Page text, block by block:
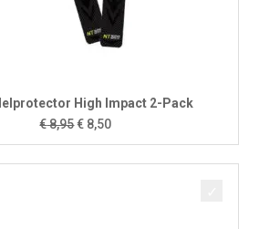
High Impact 2-Pack
€8,95Oorspronkelijke
prijs
was:
€ 8,50Huidige
prijs
is: